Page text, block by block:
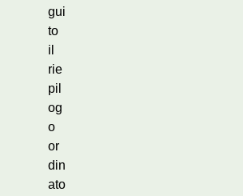
gui
to
il
rie
pil
og
o
or
din
ato